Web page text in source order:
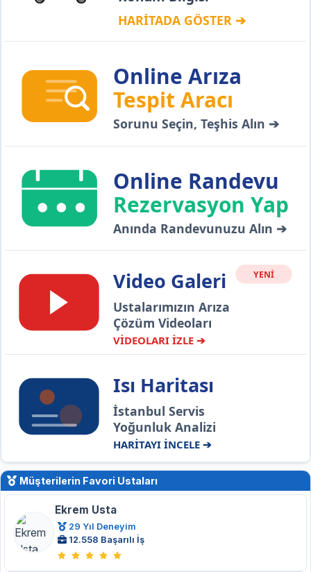
HARİTADA GÖSTER ➔
Online Arıza
Tespit Aracı
Sorunu Seçin, Teşhis Alın ➔
Online Randevu
Rezervasyon Yap
Anında Randevunuzu Alın ➔
Video Galeri YENİ
Ustalarımızın Arıza
Çözüm Videoları
VİDEOLARI İZLE ➔
Isı Haritası
İstanbul Servis
Yoğunluk Analizi
HARİTAYI İNCELE ➔
Müşterilerin Favori Ustaları
Ekrem Usta
29 Yıl Deneyim
12.558 Başarılı İş